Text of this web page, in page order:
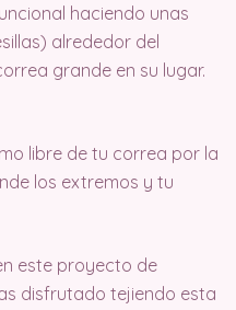
haciendo unas
alrededor del
grande en su lugar.
libre de tu correa por la
los extremos y tu
este proyecto de
disfrutado tejiendo esta